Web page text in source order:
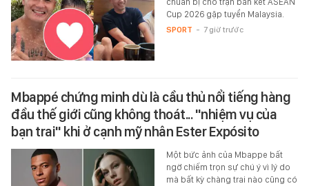
Cup 2026 gặp tuyển Malaysia.
SPORT - 7 giờ trước
Mbappé chứng minh dù là cầu thủ nổi tiếng hàng
đầu thế giới cũng không thoát... "nhiệm vụ của
bạn trai" khi ở cạnh mỹ nhân Ester Expósito
Một bức ảnh của Mbappe bất
ngờ chiếm trọn sự chú ý vì lý do
mà bất kỳ chàng trai nào cũng có